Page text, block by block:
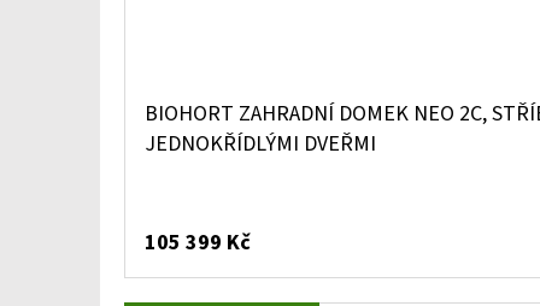
BIOHORT ZAHRADNÍ DOMEK NEO 2C,
JEDNOKŘÍDLÝMI DVEŘMI
105 399 Kč